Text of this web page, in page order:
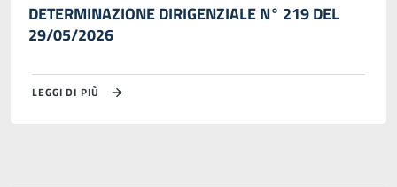
DETERMINAZIONE DIRIGENZIALE N° 219 DEL
29/05/2026
LEGGI DI PIÙ